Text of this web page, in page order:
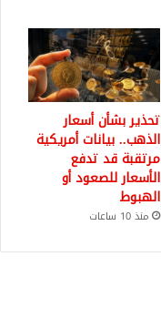
تحذير بشأن أسعار
الذهب.. بيانات أمريكية
مرتقبة قد تدفع
الأسعار للصعود أو
الهبوط
منذ 10 ساعات